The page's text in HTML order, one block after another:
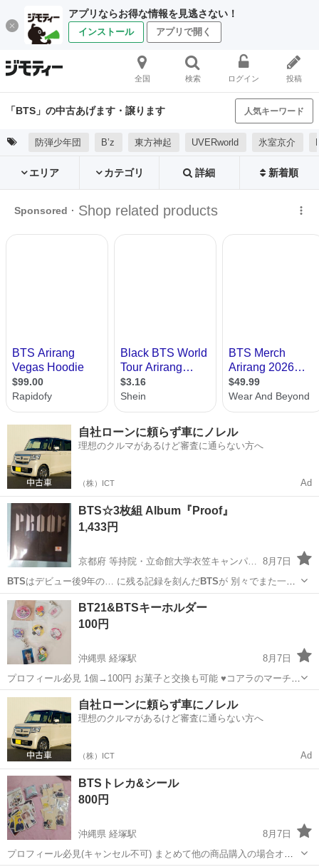
アプリならお得な情報を見逃さない！
インストール アプリで開く
全国 検索 ログイン 投稿
「BTS」の中古あげます・譲ります 人気キーワード
防弾少年団 B’z 東方神起 UVERworld 氷室京介
エリア カテゴリ 詳細 新着順
自社ローンに頼らず車にノレル
理想のクルマがあるけど審査に通らない方へ
（株）ICT Ad
BTS☆3枚組 Album『Proof』
1,433円
京都府 等持院・立命館大学衣笠キャンパス前駅
8月7日
BTSはデビュー後9年の… に残る記録を刻んだBTSが 別々でまた一…
る。 なお、BTSは自己制作バラエテ… ィー番組‘RUNBTS’を再開し、
人…
京都 京都市 等持院・立命館大学衣笠キャンパス前駅
CD
BT21&BTSキーホルダー
100円
沖縄県 経塚駅
8月7日
プロフィール必見 1個→100円 お菓子と交換も可能 ♥コアラのマーチ1
個と交換など
沖縄 浦添市 経塚駅 キッズ用品
自社ローンに頼らず車にノレル
理想のクルマがあるけど審査に通らない方へ
（株）ICT Ad
BTSトレカ&シール
800円
沖縄県 経塚駅
8月7日
プロフィール必見(キャンセル不可) まとめて他の商品購入の場合オマ